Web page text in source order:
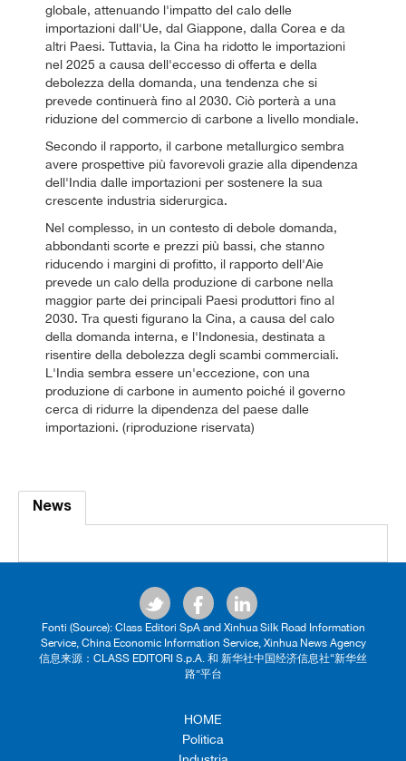
globale, attenuando l'impatto del calo delle
importazioni dall'Ue, dal Giappone, dalla Corea e da
altri Paesi. Tuttavia, la Cina ha ridotto le importazioni
nel 2025 a causa dell'eccesso di offerta e della
debolezza della domanda, una tendenza che si
prevede continuerà fino al 2030. Ciò porterà a una
riduzione del commercio di carbone a livello mondiale.
Secondo il rapporto, il carbone metallurgico sembra
avere prospettive più favorevoli grazie alla dipendenza
dell'India dalle importazioni per sostenere la sua
crescente industria siderurgica.
Nel complesso, in un contesto di debole domanda,
abbondanti scorte e prezzi più bassi, che stanno
riducendo i margini di profitto, il rapporto dell'Aie
prevede un calo della produzione di carbone nella
maggior parte dei principali Paesi produttori fino al
2030. Tra questi figurano la Cina, a causa del calo
della domanda interna, e l'Indonesia, destinata a
risentire della debolezza degli scambi commerciali.
L'India sembra essere un'eccezione, con una
produzione di carbone in aumento poiché il governo
cerca di ridurre la dipendenza del paese dalle
importazioni. (riproduzione riservata)
News
Fonti (Source): Class Editori SpA and Xinhua Silk Road Information
Service, China Economic Information Service, Xinhua News Agency
信息来源：CLASS EDITORI S.p.A. 和 新华社中国经济信息社“新华丝
路”平台
HOME
Politica